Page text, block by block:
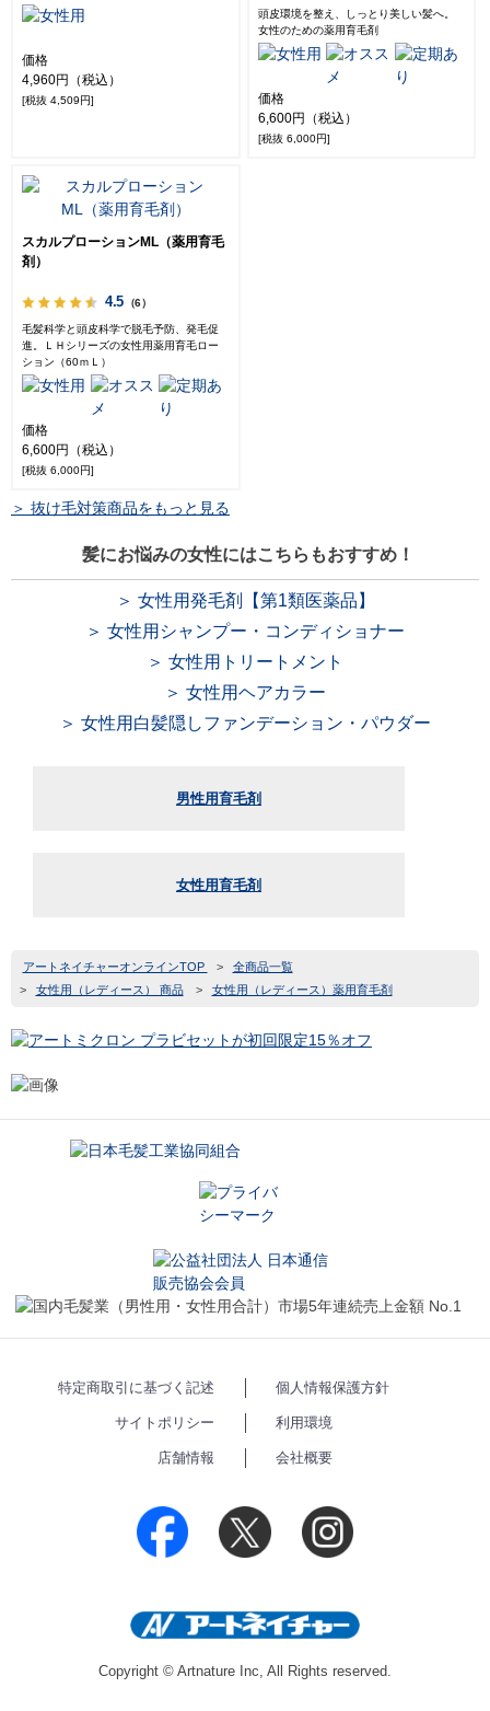
価格
4,960円（税込）
[税抜 4,509円]
頭皮環境を整え、しっとり美しい髪へ。
女性のための薬用育毛剤
価格
6,600円（税込）
[税抜 6,000円]
スカルプローションML（薬用育毛
剤）
4.5 （6）
毛髪科学と頭皮科学で脱毛予防、発毛促
進。ＬＨシリーズの女性用薬用育毛ロー
ション（60ｍＬ）
価格
6,600円（税込）
[税抜 6,000円]
＞ 抜け毛対策商品をもっと見る
髪にお悩みの女性にはこちらもおすすめ！
＞ 女性用発毛剤【第1類医薬品】
＞ 女性用シャンプー・コンディショナー
＞ 女性用トリートメント
＞ 女性用ヘアカラー
＞ 女性用白髪隠しファンデーション・パウダー
男性用育毛剤
女性用育毛剤
アートネイチャーオンラインTOP >
全商品一覧
>
女性用（レディース） 商品 > 女性用（レディース）薬用育毛剤
特定商取引に基づく記述 個人情報保護方針
サイトポリシー 利用環境
店舗情報 会社概要
Copyright © Artnature Inc, All Rights reserved.